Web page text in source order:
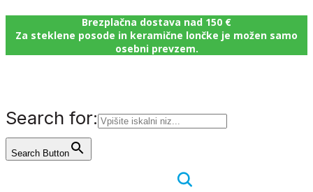
Brezplačna dostava nad 150 €
Za steklene posode in keramične lončke je možen samo
osebni prevzem.
Search for:
Search Button